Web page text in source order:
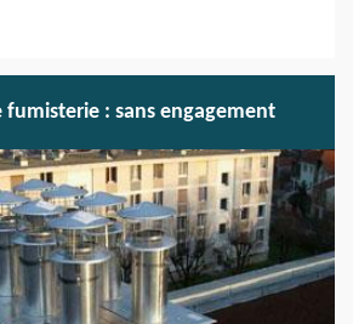
fumisterie : sans engagement